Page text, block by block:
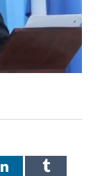
LinkedInTumblr